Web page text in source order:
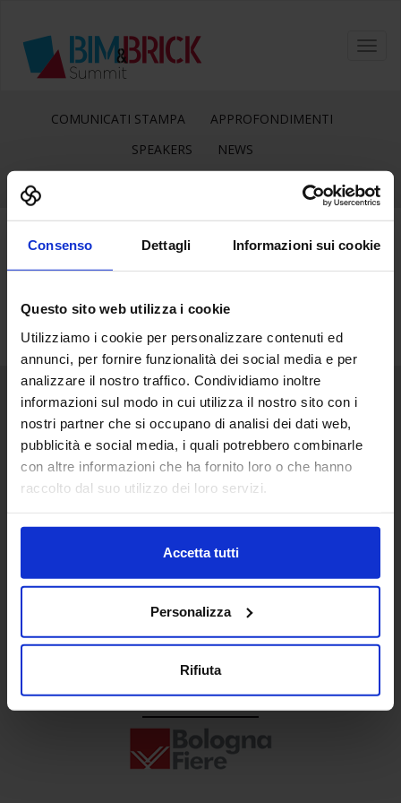
Consenso Dettagli Informazioni sui cookie
Questo sito web utilizza i cookie
Utilizziamo i cookie per personalizzare contenuti ed
annunci, per fornire funzionalità dei social media e per
analizzare il nostro traffico. Condividiamo inoltre
informazioni sul modo in cui utilizza il nostro sito con i
nostri partner che si occupano di analisi dei dati web,
pubblicità e social media, i quali potrebbero combinarle
con altre informazioni che ha fornito loro o che hanno
raccolto dal suo utilizzo dei loro servizi.
Accetta tutti
Personalizza
Rifiuta
COMUNICATI STAMPA
APPROFONDIMENTI
SPEAKERS
NEWS
Senaf srl
+ 39 02.332039460
Progetto e direzione